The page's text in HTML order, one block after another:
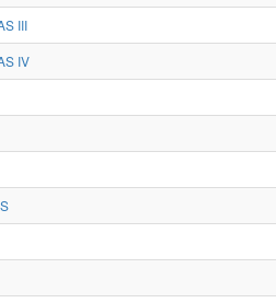
III
IV